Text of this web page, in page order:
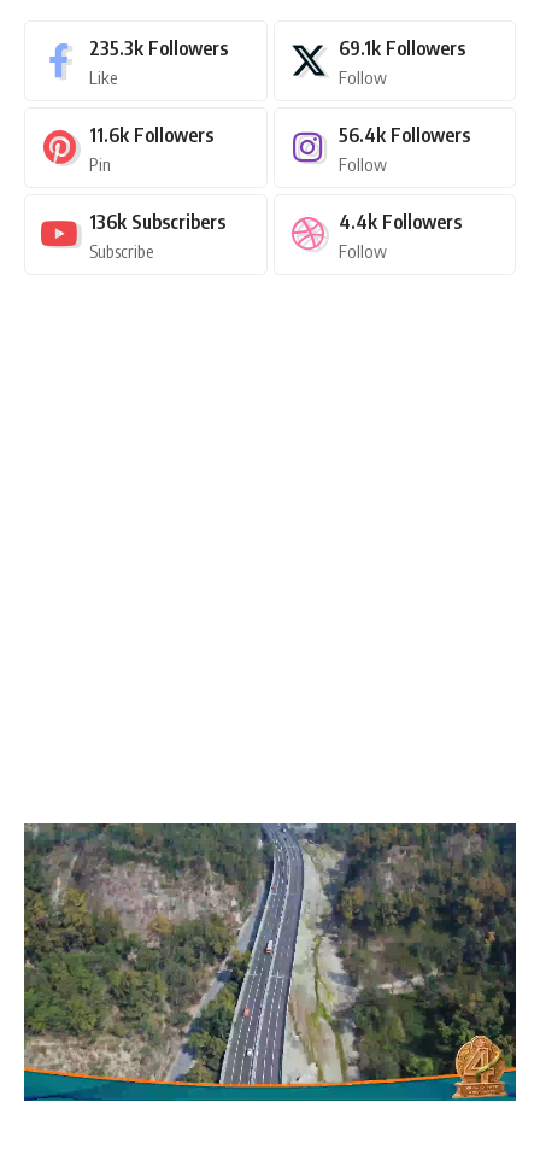
235.3k Followers
Like
69.1k Followers
Follow
11.6k Followers
Pin
56.4k Followers
Follow
136k Subscribers
Subscribe
4.4k Followers
Follow